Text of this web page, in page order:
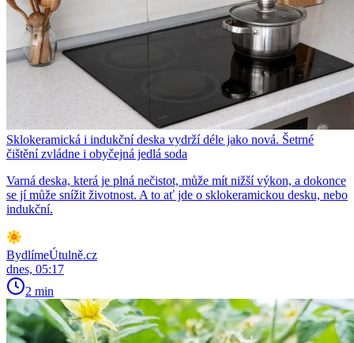
Sklokeramická i indukční deska vydrží déle jako nová. Šetrné
čištění zvládne i obyčejná jedlá soda
Varná deska, která je plná nečistot, může mít nižší výkon, a dokonce
se jí může snížit životnost. A to ať jde o sklokeramickou desku, nebo
indukční.
BydlímeÚtulně.cz
dnes, 05:17
2 min